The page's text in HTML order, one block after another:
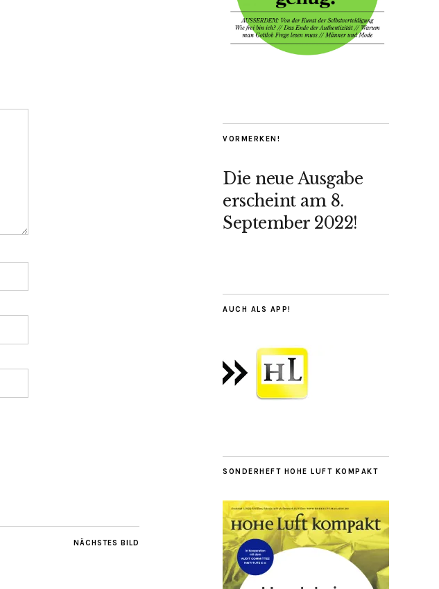
NÄCHSTES BILD
VORMERKEN!
Die neue Ausgabe
erscheint am 8.
September 2022!
AUCH ALS APP!
SONDERHEFT HOHE LUFT KOMPAKT